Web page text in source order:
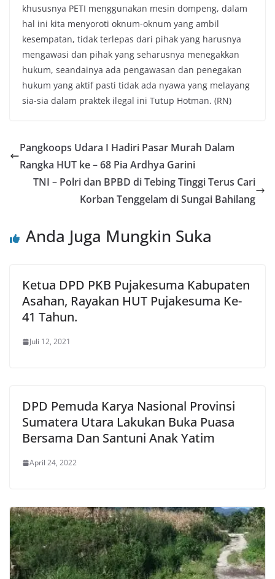
khususnya PETI menggunakan mesin dompeng, dalam
hal ini kita menyoroti oknum-oknum yang ambil
kesempatan, tidak terlepas dari pihak yang harusnya
mengawasi dan pihak yang seharusnya menegakkan
hukum, seandainya ada pengawasan dan penegakan
hukum yang aktif pasti tidak ada nyawa yang melayang
sia-sia dalam praktek ilegal ini Tutup Hotman. (RN)
Pangkoops Udara I Hadiri Pasar Murah Dalam
Rangka HUT ke – 68 Pia Ardhya Garini
TNI – Polri dan BPBD di Tebing Tinggi Terus Cari
Korban Tenggelam di Sungai Bahilang
Anda Juga Mungkin Suka
Ketua DPD PKB Pujakesuma Kabupaten
Asahan, Rayakan HUT Pujakesuma Ke-
41 Tahun.
Juli 12, 2021
DPD Pemuda Karya Nasional Provinsi
Sumatera Utara Lakukan Buka Puasa
Bersama Dan Santuni Anak Yatim
April 24, 2022